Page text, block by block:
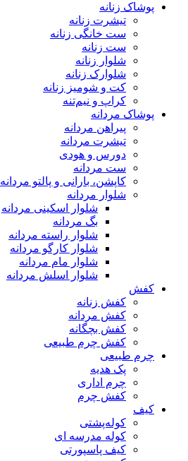
پوشاک زنانه
تیشرت زنانه
ست خانگی زنانه
ست زنانه
شلوار زنانه
شلوارک زنانه
کت و شومیز زنانه
کراپ و نیم‌تنه
پوشاک مردانه
پیراهن مردانه
تیشرت مردانه
دورس و هودی
ست مردانه
کاپشن، بارانی و پالتو مردانه
شلوار مردانه
شلوار اسکینی مردانه
بگ مردانه
شلوار راسته مردانه
شلوار کارگو مردانه
شلوار مام مردانه
شلوار اسلش مردانه
کفش
کفش زنانه
کفش مردانه
کفش بچگانه
کفش چرم طبیعی
چرم طبیعی
پک هدیه
چرم اداری
کفش چرم
کیف
کوله‌پشتی
کوله مدرسه ای
کیف پاسپورتی